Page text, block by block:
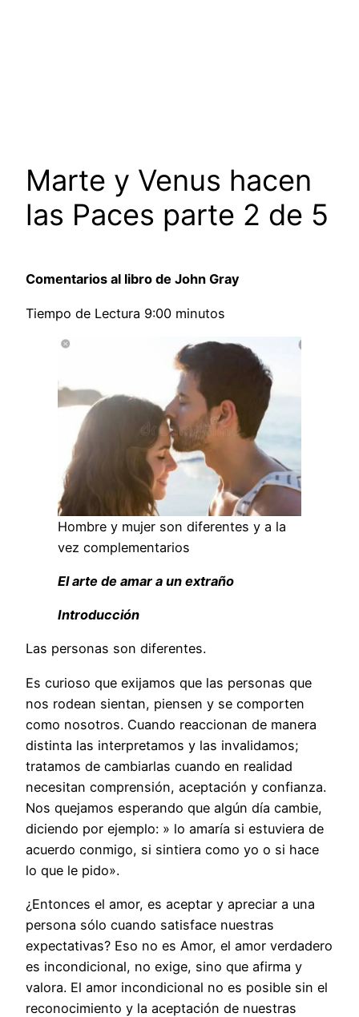
Marte y Venus hacen
las Paces parte 2 de 5
Comentarios al libro de John Gray
Tiempo de Lectura 9:00 minutos
Hombre y mujer son diferentes y a la
vez complementarios
El arte de amar a un extraño
Introducción
Las personas son diferentes.
Es curioso que exijamos que las personas que
nos rodean sientan, piensen y se comporten
como nosotros. Cuando reaccionan de manera
distinta las interpretamos y las invalidamos;
tratamos de cambiarlas cuando en realidad
necesitan comprensión, aceptación y confianza.
Nos quejamos esperando que algún día cambie,
diciendo por ejemplo: » lo amaría si estuviera de
acuerdo conmigo, si sintiera como yo o si hace
lo que le pido».
¿Entonces el amor, es aceptar y apreciar a una
persona sólo cuando satisface nuestras
expectativas? Eso no es Amor, el amor verdadero
es incondicional, no exige, sino que afirma y
valora. El amor incondicional no es posible sin el
reconocimiento y la aceptación de nuestras